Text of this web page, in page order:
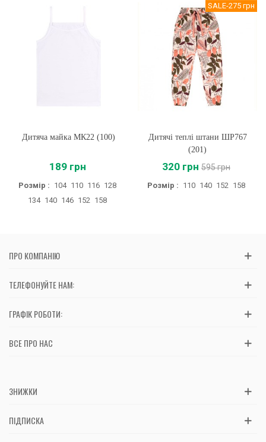
Дитяча майка МК22 (100)
189 грн
Розмір : 104 110 116 128
134 140 146 152 158
SALE-275 грн
Дитячі теплі штани ШР767
(201)
320 грн 595 грн
Розмір : 110 140 152 158
ПРО КОМПАНІЮ
ТЕЛЕФОНУЙТЕ НАМ:
ГРАФІК РОБОТИ:
ВСЕ ПРО НАС
ЗНИЖКИ
ПІДПИСКА